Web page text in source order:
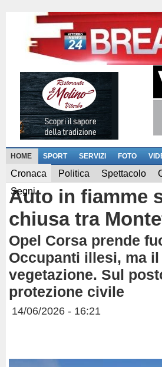
HOME SPORT SERVIZI FOTO
Cronaca Politica Spettacolo
Segni
Auto in fiamme
chiusa tra
Opel Corsa prende
Occupanti illesi, ma
vegetazione. Sul
protezione civile
14/06/2026 - 16:21